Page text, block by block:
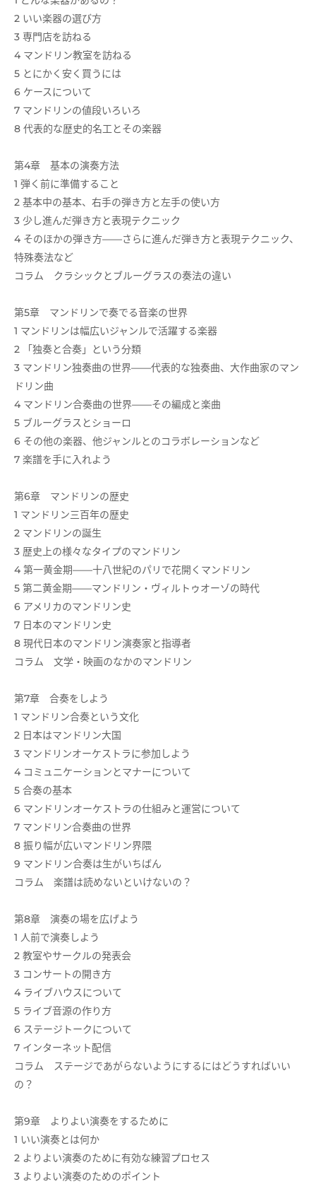
2 いい楽器の選び方
3 専門店を訪ねる
4 マンドリン教室を訪ねる
5 とにかく安く買うには
6 ケースについて
7 マンドリンの値段いろいろ
8 代表的な歴史的名工とその楽器
第4章 基本の演奏方法
1 弾く前に準備すること
2 基本中の基本、右手の弾き方と左手の使い方
3 少し進んだ弾き方と表現テクニック
4 そのほかの弾き方――さらに進んだ弾き方と表現テクニック、
特殊奏法など
コラム クラシックとブルーグラスの奏法の違い
第5章 マンドリンで奏でる音楽の世界
1 マンドリンは幅広いジャンルで活躍する楽器
2 「独奏と合奏」という分類
3 マンドリン独奏曲の世界――代表的な独奏曲、大作曲家のマン
ドリン曲
4 マンドリン合奏曲の世界――その編成と楽曲
5 ブルーグラスとショーロ
6 その他の楽器、他ジャンルとのコラボレーションなど
7 楽譜を手に入れよう
第6章 マンドリンの歴史
1 マンドリン三百年の歴史
2 マンドリンの誕生
3 歴史上の様々なタイプのマンドリン
4 第一黄金期――十八世紀のパリで花開くマンドリン
5 第二黄金期――マンドリン・ヴィルトゥオーゾの時代
6 アメリカのマンドリン史
7 日本のマンドリン史
8 現代日本のマンドリン演奏家と指導者
コラム 文学・映画のなかのマンドリン
第7章 合奏をしよう
1 マンドリン合奏という文化
2 日本はマンドリン大国
3 マンドリンオーケストラに参加しよう
4 コミュニケーションとマナーについて
5 合奏の基本
6 マンドリンオーケストラの仕組みと運営について
7 マンドリン合奏曲の世界
8 振り幅が広いマンドリン界隈
9 マンドリン合奏は生がいちばん
コラム 楽譜は読めないといけないの？
第8章 演奏の場を広げよう
1 人前で演奏しよう
2 教室やサークルの発表会
3 コンサートの開き方
4 ライブハウスについて
5 ライブ音源の作り方
6 ステージトークについて
7 インターネット配信
コラム ステージであがらないようにするにはどうすればいい
の？
第9章 よりよい演奏をするために
1 いい演奏とは何か
2 よりよい演奏のために有効な練習プロセス
3 よりよい演奏のためのポイント